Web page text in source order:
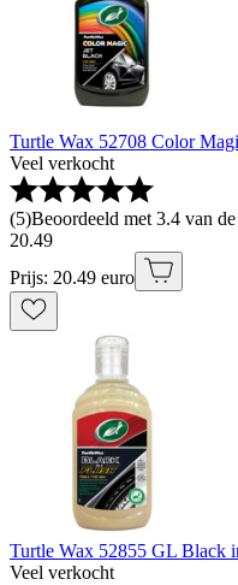
Turtle Wax 52708 Color
Veel verkocht
(5)Beoordeeld met 3.4 van
20.49
Prijs: 20.49 euro
Turtle Wax 52855 GL Black
Veel verkocht